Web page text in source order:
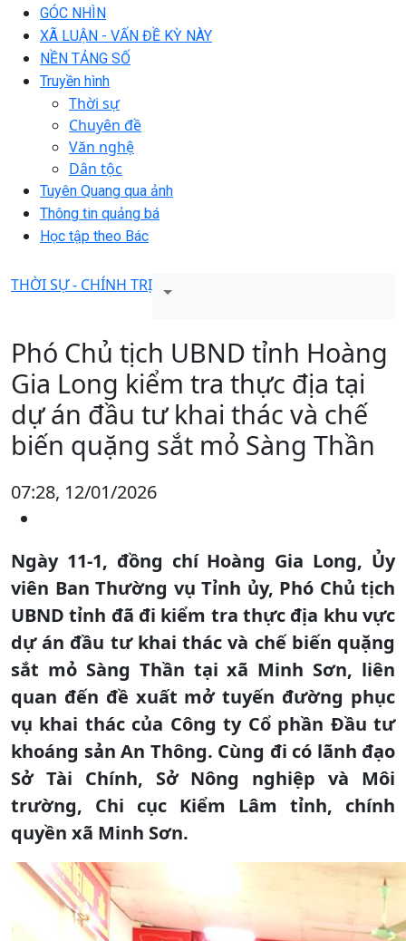
GÓC NHÌN
XÃ LUẬN - VẤN ĐỀ KỲ NÀY
NỀN TẢNG SỐ
Truyền hình
Thời sự
Chuyên đề
Văn nghệ
Dân tộc
Tuyên Quang qua ảnh
Thông tin quảng bá
Học tập theo Bác
THỜI SỰ - CHÍNH TRỊ
Phó Chủ tịch UBND tỉnh Hoàng
Gia Long kiểm tra thực địa tại
dự án đầu tư khai thác và chế
biến quặng sắt mỏ Sàng Thần
07:28, 12/01/2026
Ngày 11-1, đồng chí Hoàng Gia Long, Ủy
viên Ban Thường vụ Tỉnh ủy, Phó Chủ tịch
UBND tỉnh đã đi kiểm tra thực địa khu vực
dự án đầu tư khai thác và chế biến quặng
sắt mỏ Sàng Thần tại xã Minh Sơn, liên
quan đến đề xuất mở tuyến đường phục
vụ khai thác của Công ty Cổ phần Đầu tư
khoáng sản An Thông. Cùng đi có lãnh đạo
Sở Tài Chính, Sở Nông nghiệp và Môi
trường, Chi cục Kiểm Lâm tỉnh, chính
quyền xã Minh Sơn.